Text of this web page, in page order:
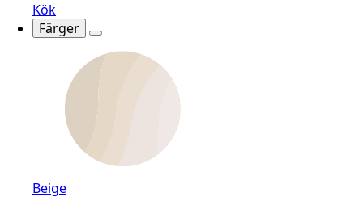
Kök
Färger
Beige